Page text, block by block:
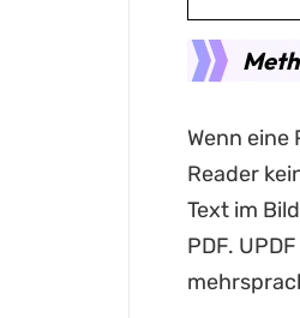
Wenn
Reader
Text im
PDF.